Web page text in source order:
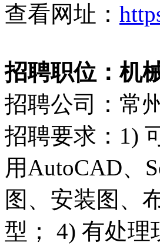
查看网址：
招聘职位：机
招聘公司：常
招聘要求：1)
用AutoCAD、
图、安装图、
型； 4) 有处